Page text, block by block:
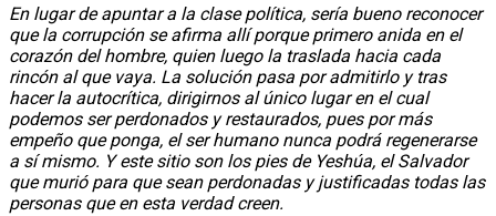
En lugar de apuntar a la clase política, sería bueno reconocer
que la corrupción se afirma allí porque primero anida en el
corazón del hombre, quien luego la traslada hacia cada
rincón al que vaya. La solución pasa por admitirlo y tras
hacer la autocrítica, dirigirnos al único lugar en el cual
podemos ser perdonados y restaurados, pues por más
empeño que ponga, el ser humano nunca podrá regenerarse
a sí mismo. Y este sitio son los pies de Yeshúa, el Salvador
que murió para que sean perdonadas y justificadas todas las
personas que en esta verdad creen.